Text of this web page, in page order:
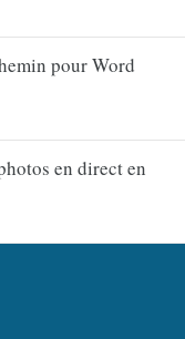
pour Word
en direct en